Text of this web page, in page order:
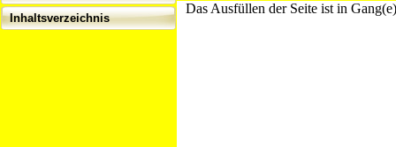
Inhaltsverzeichnis
Das Ausfüllen der Seite ist in Gang(e)